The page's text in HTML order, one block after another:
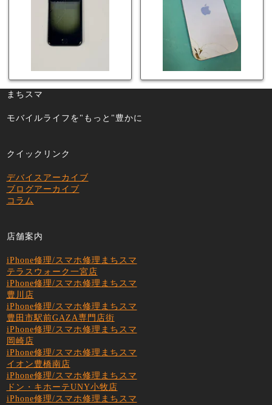
まちスマ
モバイルライフを"もっと"豊かに
クイックリンク
デバイスアーカイブ
ブログアーカイブ
コラム
店舗案内
iPhone修理/スマホ修理まちスマ
テラスウォーク一宮店
iPhone修理/スマホ修理まちスマ
豊川店
iPhone修理/スマホ修理まちスマ
豊田市駅前GAZA専門店街
iPhone修理/スマホ修理まちスマ
岡崎店
iPhone修理/スマホ修理まちスマ
イオン豊橋南店
iPhone修理/スマホ修理まちスマ
ドン・キホーテUNY小牧店
iPhone修理/スマホ修理まちスマ